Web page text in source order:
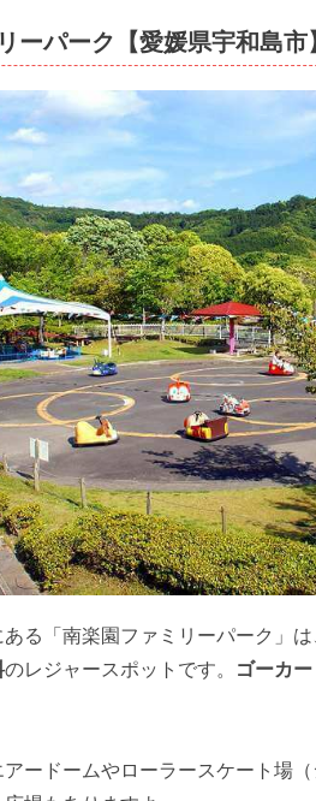
ーパーク【愛媛県宇和島市
る「南楽園ファミリーパーク」
のレジャースポットです。
ゴーカ
アードームやローラースケート場